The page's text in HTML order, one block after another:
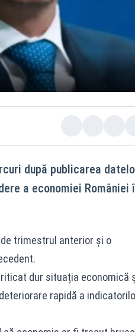
după publicarea
a economiei României
trimestrul anterior și o
dur situația economică
rapidă a